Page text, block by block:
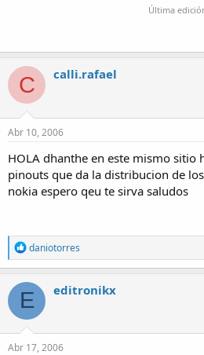
Última
C calli.rafael
Abr 10, 2006
HOLA dhanthe en este mismo sitio
pinouts que da la distribucion de
nokia espero qeu te sirva saludos
R
e
a
c
t
i
o
n
s
daniotorres
E editronikx
Abr 17, 2006